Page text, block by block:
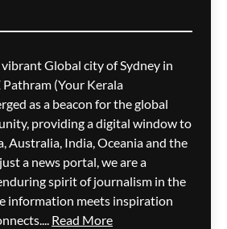
മെഹ്റു ഇസ്മായില്‍
3 hours
അണ്ടർ-20
ഇന്ത്യയ്ക്ക്
മെഡലുകൾ
മെഹ്റു ഇസ്മായില്‍
3 hours
0
Global city of Sydney in
Pathram (Your Kerala
as a beacon for the global
providing a digital window to
Australia, India, Oceania and the
a news portal, we are a
spirit of journalism in the
information meets inspiration
Read More